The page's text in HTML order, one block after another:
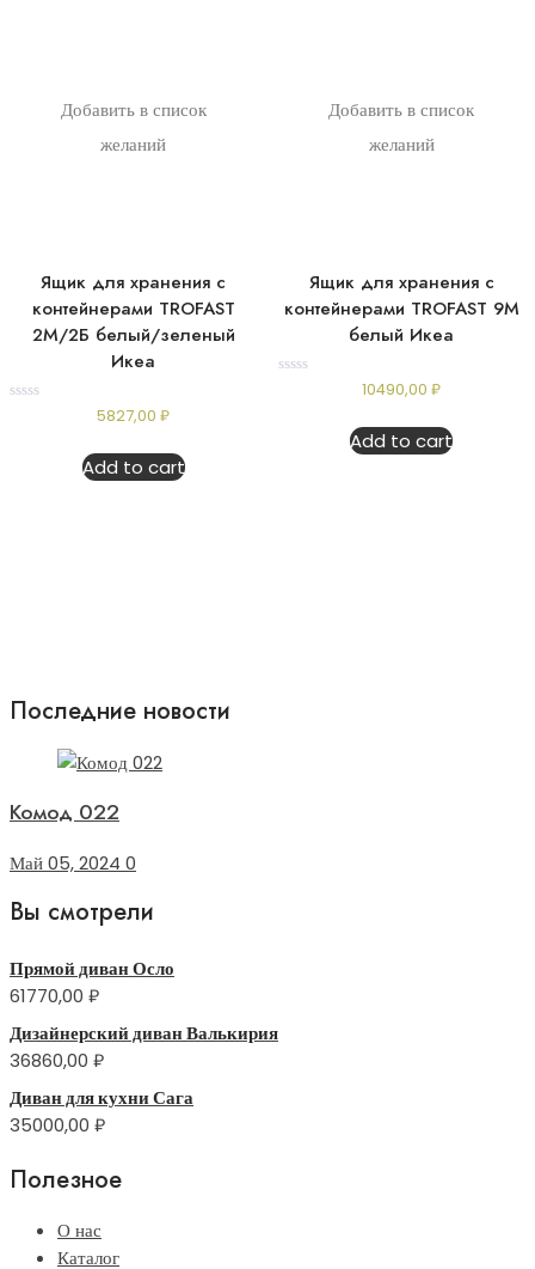
Добавить в список
желаний
Ящик для хранения с
контейнерами TROFAST
2М/2Б белый/зеленый
Икеа
5827,00₽
Add to cart
Добавить в список
желаний
Ящик для хранения с
контейнерами TROFAST 9М
белый Икеа
10490,00₽
Add to cart
Последние новости
Комод 022
Май 05, 2024 0
Вы смотрели
Прямой диван Осло
61770,00 ₽
Дизайнерский диван Валькирия
36860,00 ₽
Диван для кухни Сага
35000,00 ₽
Полезное
О нас
Каталог